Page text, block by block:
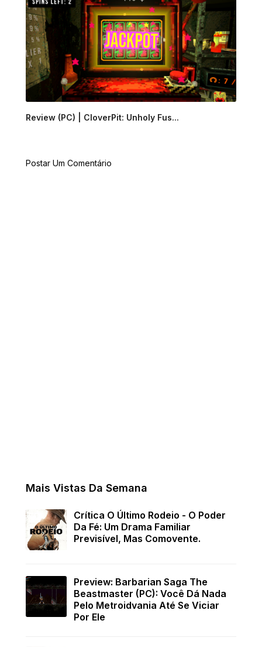
Review (PC) | CloverPit: Unholy Fus...
Postar Um Comentário
Mais Vistas Da Semana
Crítica O Último Rodeio - O Poder
Da Fé: Um Drama Familiar
Previsível, Mas Comovente.
Preview: Barbarian Saga The
Beastmaster (PC): Você Dá Nada
Pelo Metroidvania Até Se Viciar
Por Ele